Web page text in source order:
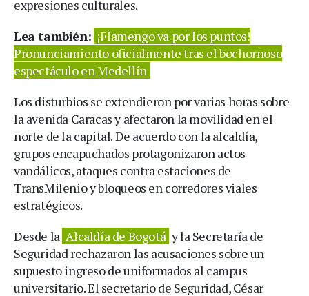
expresiones culturales.
Lea también: ¡Flamengo va por los puntos!
Pronunciamiento oficialmente tras el bochornoso
espectáculo en Medellín
Los disturbios se extendieron por varias horas sobre
la avenida Caracas y afectaron la movilidad en el
norte de la capital. De acuerdo con la alcaldía,
grupos encapuchados protagonizaron actos
vandálicos, ataques contra estaciones de
TransMilenio y bloqueos en corredores viales
estratégicos.
Desde la Alcaldía de Bogotá y la Secretaría de
Seguridad rechazaron las acusaciones sobre un
supuesto ingreso de uniformados al campus
universitario. El secretario de Seguridad, César